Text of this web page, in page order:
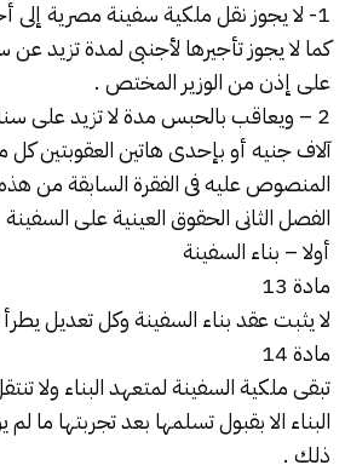
1- لا يجوز نقل ملكية سفينة مصرية إلى
كما لا يجوز تأجيرها لأجنبى لمدة تزيد
على إذن من الوزير المختص .
2 – ويعاقب بالحبس مدة لا تزيد على سنة
آلاف جنيه أو بإحدى هاتين العقوبتين
المنصوص عليه فى الفقرة السابقة من
الفصل الثانى الحقوق العينية على السفينة
أولا – بناء السفينة
مادة 13
لا يثبت عقد بناء السفينة وكل تعديل يطرأ
مادة 14
تبقى ملكية السفينة لمتعهد البناء ولا
البناء الا بقبول تسلمها بعد تجربتها ما
ذلك .